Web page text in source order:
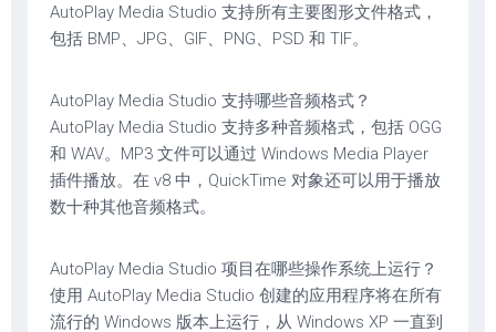
AutoPlay Media Studio 支持所有主要图形文件格式，
包括 BMP、JPG、GIF、PNG、PSD 和 TIF。
AutoPlay Media Studio 支持哪些音频格式？
AutoPlay Media Studio 支持多种音频格式，包括 OGG
和 WAV。MP3 文件可以通过 Windows Media Player
插件播放。在 v8 中，QuickTime 对象还可以用于播放
数十种其他音频格式。
AutoPlay Media Studio 项目在哪些操作系统上运行？
使用 AutoPlay Media Studio 创建的应用程序将在所有
流行的 Windows 版本上运行，从 Windows XP 一直到